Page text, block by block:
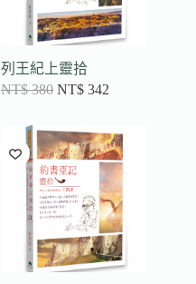
列王紀上靈拾
NT$380 NT$ 342